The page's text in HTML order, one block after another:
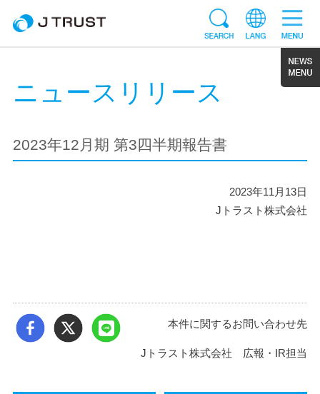
ニュースリリース
2023年12月期 第3四半期報告書
2023年11月13日
Jトラスト株式会社
本件に関するお問い合わせ先
Jトラスト株式会社 広報・IR担当